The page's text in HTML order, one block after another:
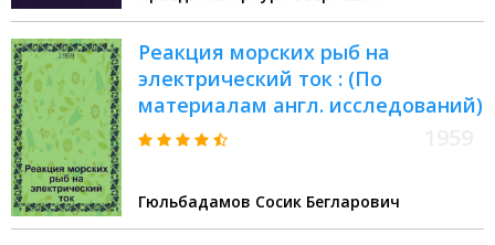
Реакция морских рыб на
электрический ток : (По
материалам англ. исследований)
Гюльбадамов Сосик Бегларович